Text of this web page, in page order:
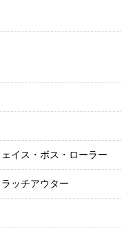
イス・ボス・ローラー
ッチアウター